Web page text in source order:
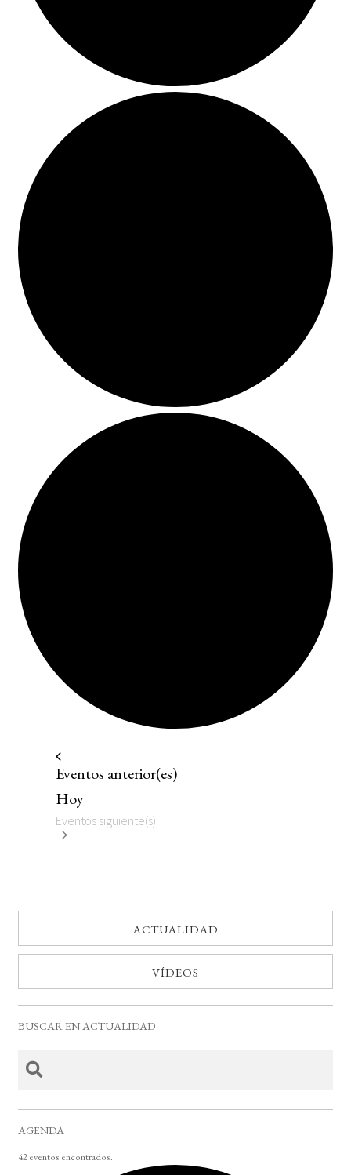
LISTA DE LIBROS
Eventos anterior(es)
Hoy
Eventossiguiente(s)
ACTUALIDAD
VÍDEOS
BUSCAR EN ACTUALIDAD
AGENDA
42 eventos encontrados.